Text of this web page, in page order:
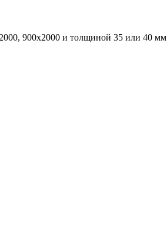
900х2000 и толщиной 35 или 40 мм